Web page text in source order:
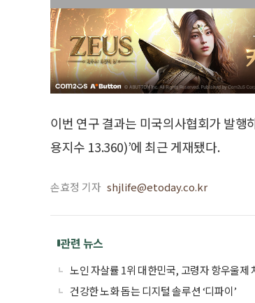
이번 연구 결과는 미국의사협회가 발
용지수 13.360)’에 최근 게재됐다.
손효정 기자 shjlife@etoday.co.kr
관련 뉴스
노인 자살률 1위 대한민국, 고령자 항우울제
건강한 노화 돕는 디지털 솔루션 ‘디파이’